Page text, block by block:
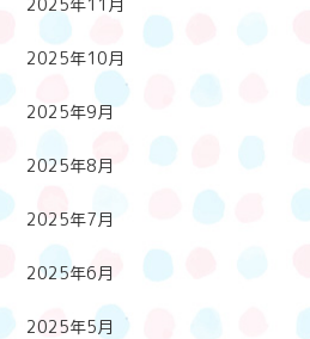
2025年10月
2025年9月
2025年8月
2025年7月
2025年6月
2025年5月